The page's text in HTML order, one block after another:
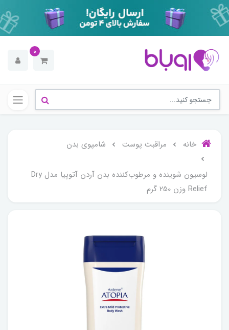
0
خانه مراقبت پوست شامپوی بدن
لوسیون شوینده و مرطوب‌کننده بدن آردن آتوپیا مدل Dry
Relief وزن 250 گرم